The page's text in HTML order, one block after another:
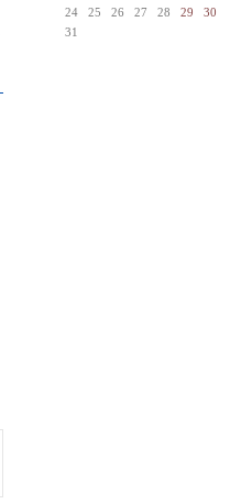
24
25 26 27 28 29
30
31